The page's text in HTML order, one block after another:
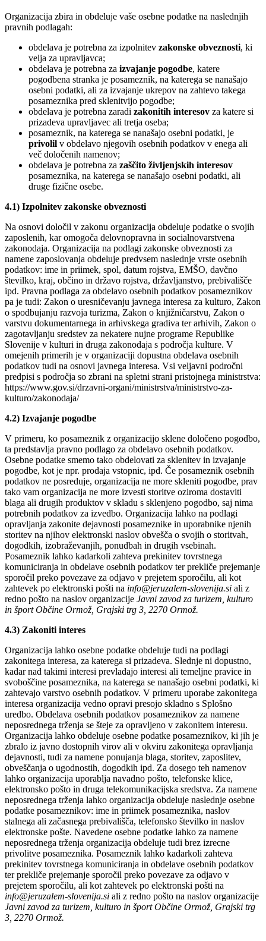
Organizacija zbira in obdeluje vaše osebne podatke na naslednjih
pravnih podlagah:
obdelava je potrebna za izpolnitev zakonske obveznosti, ki
velja za upravljavca;
obdelava je potrebna za izvajanje pogodbe, katere
pogodbena stranka je posameznik, na katerega se nanašajo
osebni podatki, ali za izvajanje ukrepov na zahtevo takega
posameznika pred sklenitvijo pogodbe;
obdelava je potrebna zaradi zakonitih interesov za katere si
prizadeva upravljavec ali tretja oseba;
posameznik, na katerega se nanašajo osebni podatki, je
privolil v obdelavo njegovih osebnih podatkov v enega ali
več določenih namenov;
obdelava je potrebna za zaščito življenjskih interesov
posameznika, na katerega se nanašajo osebni podatki, ali
druge fizične osebe.
4.1) Izpolnitev zakonske obveznosti
Na osnovi določil v zakonu organizacija obdeluje podatke o svojih
zaposlenih, kar omogoča delovnopravna in socialnovarstvena
zakonodaja. Organizacija na podlagi zakonske obveznosti za
namene zaposlovanja obdeluje predvsem naslednje vrste osebnih
podatkov: ime in priimek, spol, datum rojstva, EMŠO, davčno
številko, kraj, občino in državo rojstva, državljanstvo, prebivališče
ipd. Pravna podlaga za obdelavo osebnih podatkov posameznikov
pa je tudi: Zakon o uresničevanju javnega interesa za kulturo, Zakon
o spodbujanju razvoja turizma, Zakon o knjižničarstvu, Zakon o
varstvu dokumentarnega in arhivskega gradiva ter arhivih, Zakon o
zagotavljanju sredstev za nekatere nujne programe Republike
Slovenije v kulturi in druga zakonodaja s področja kulture. V
omejenih primerih je v organizaciji dopustna obdelava osebnih
podatkov tudi na osnovi javnega interesa. Vsi veljavni področni
predpisi s področja so zbrani na spletni strani pristojnega ministrstva:
https://www.gov.si/drzavni-organi/ministrstva/ministrstvo-za-
kulturo/zakonodaja/
4.2) Izvajanje pogodbe
V primeru, ko posameznik z organizacijo sklene določeno pogodbo,
ta predstavlja pravno podlago za obdelavo osebnih podatkov.
Osebne podatke smemo tako obdelovati za sklenitev in izvajanje
pogodbe, kot je npr. prodaja vstopnic, ipd. Če posameznik osebnih
podatkov ne posreduje, organizacija ne more skleniti pogodbe, prav
tako vam organizacija ne more izvesti storitve oziroma dostaviti
blaga ali drugih produktov v skladu s sklenjeno pogodbo, saj nima
potrebnih podatkov za izvedbo. Organizacija lahko na podlagi
opravljanja zakonite dejavnosti posameznike in uporabnike njenih
storitev na njihov elektronski naslov obvešča o svojih o storitvah,
dogodkih, izobraževanjih, ponudbah in drugih vsebinah.
Posameznik lahko kadarkoli zahteva prekinitev tovrstnega
komuniciranja in obdelave osebnih podatkov ter prekliče prejemanje
sporočil preko povezave za odjavo v prejetem sporočilu, ali kot
zahtevek po elektronski pošti na info@jeruzalem-slovenija.si ali z
redno pošto na naslov organizacije Javni zavod za turizem, kulturo
in šport Občine Ormož, Grajski trg 3, 2270 Ormož.
4.3) Zakoniti interes
Organizacija lahko osebne podatke obdeluje tudi na podlagi
zakonitega interesa, za katerega si prizadeva. Slednje ni dopustno,
kadar nad takimi interesi prevladajo interesi ali temeljne pravice in
svoboščine posameznika, na katerega se nanašajo osebni podatki, ki
zahtevajo varstvo osebnih podatkov. V primeru uporabe zakonitega
interesa organizacija vedno opravi presojo skladno s Splošno
uredbo. Obdelava osebnih podatkov posameznikov za namene
neposrednega trženja se šteje za opravljeno v zakonitem interesu.
Organizacija lahko obdeluje osebne podatke posameznikov, ki jih je
zbralo iz javno dostopnih virov ali v okviru zakonitega opravljanja
dejavnosti, tudi za namene ponujanja blaga, storitev, zaposlitev,
obveščanja o ugodnostih, dogodkih ipd. Za dosego teh namenov
lahko organizacija uporablja navadno pošto, telefonske klice,
elektronsko pošto in druga telekomunikacijska sredstva. Za namene
neposrednega trženja lahko organizacija obdeluje naslednje osebne
podatke posameznikov: ime in priimek posameznika, naslov
stalnega ali začasnega prebivališča, telefonsko številko in naslov
elektronske pošte. Navedene osebne podatke lahko za namene
neposrednega trženja organizacija obdeluje tudi brez izrecne
privolitve posameznika. Posameznik lahko kadarkoli zahteva
prekinitev tovrstnega komuniciranja in obdelave osebnih podatkov
ter prekliče prejemanje sporočil preko povezave za odjavo v
prejetem sporočilu, ali kot zahtevek po elektronski pošti na
info@jeruzalem-slovenija.si ali z redno pošto na naslov organizacije
Javni zavod za turizem, kulturo in šport Občine Ormož, Grajski trg
3, 2270 Ormož.